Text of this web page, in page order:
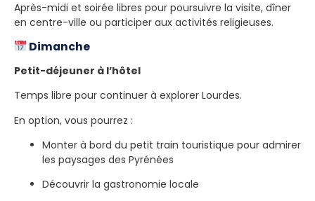
Après-midi et soirée libres pour poursuivre la visite, dîner
en centre-ville ou participer aux activités religieuses.
Dimanche
Petit-déjeuner à l’hôtel
Temps libre pour continuer à explorer Lourdes.
En option, vous pourrez :
Monter à bord du petit train touristique pour admirer
les paysages des Pyrénées
Découvrir la gastronomie locale